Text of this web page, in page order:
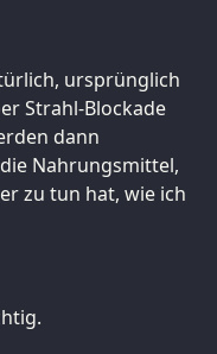
ursprünglich
Strahl-Blockade
dann
Nahrungsmittel,
zu tun hat, wie ich